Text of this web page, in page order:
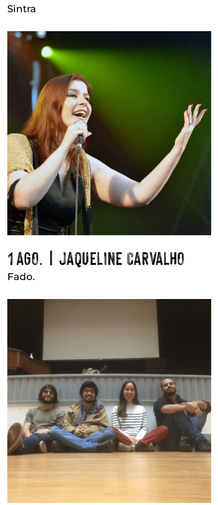
Sintra
1 AGO. | JAQUELINE CARVALHO
Fado.